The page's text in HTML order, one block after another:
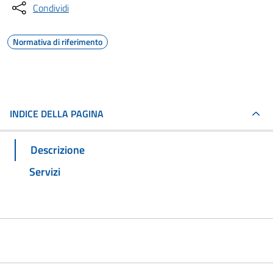
Condividi
Normativa di riferimento
INDICE DELLA PAGINA
Descrizione
Servizi